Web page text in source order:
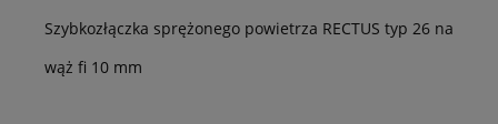
Szybkozłączka sprężonego powietrza RECTUS typ 26 na
wąż fi 10 mm